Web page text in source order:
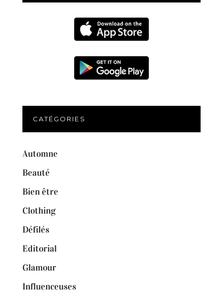
CATÉGORIES
Automne
Beauté
Bien être
Clothing
Défilés
Editorial
Glamour
Influenceuses